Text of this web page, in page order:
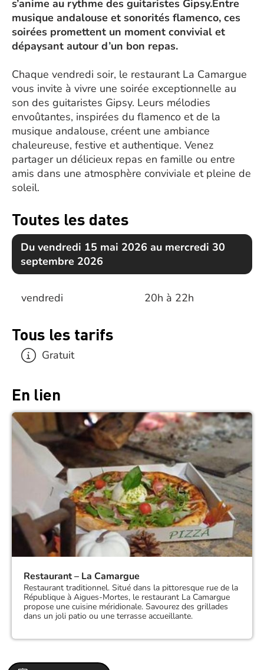
s’anime au rythme des guitaristes Gipsy.Entre
musique andalouse et sonorités flamenco, ces
soirées promettent un moment convivial et
dépaysant autour d’un bon repas.
Chaque vendredi soir, le restaurant La Camargue
vous invite à vivre une soirée exceptionnelle au
son des guitaristes Gipsy. Leurs mélodies
envoûtantes, inspirées du flamenco et de la
musique andalouse, créent une ambiance
chaleureuse, festive et authentique. Venez
partager un délicieux repas en famille ou entre
amis dans une atmosphère conviviale et pleine de
soleil.
Toutes les dates
Du vendredi 15 mai 2026 au mercredi 30
septembre 2026
vendredi 20h à 22h
Tous les tarifs
Gratuit
En lien
Restaurant – La Camargue
Restaurant traditionnel. Situé dans la pittoresque rue de la
République à Aigues-Mortes, le restaurant La Camargue
propose une cuisine méridionale. Savourez des grillades
dans un joli patio ou une terrasse accueillante.